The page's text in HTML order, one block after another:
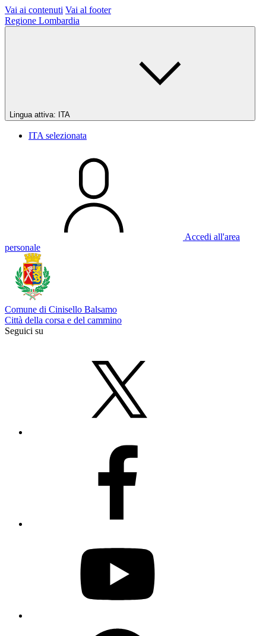
Vai ai contenuti Vai al footer
Regione Lombardia
Lingua attiva: ITA
ITA selezionata
Accedi all'area
personale
Comune di Cinisello Balsamo
Città della corsa e del cammino
Seguici su